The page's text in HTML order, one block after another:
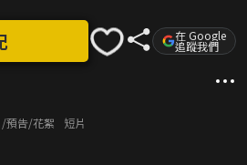
在 Google
追蹤我們
/預告/花絮 短片